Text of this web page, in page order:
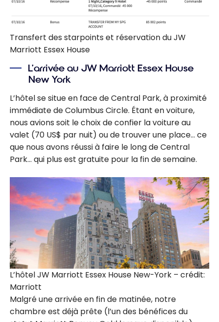
Transfert des starpoints et réservation du JW
Marriott Essex House
L’arrivée au JW Marriott Essex House
New York
L’hôtel se situe en face de Central Park, à proximité
immédiate de Columbus Circle. Étant en voiture,
nous avions soit le choix de confier la voiture au
valet (70 US$ par nuit) ou de trouver une place… ce
que nous avons réussi à faire le long de Central
Park… qui plus est gratuite pour la fin de semaine.
L’hôtel JW Marriott Essex House New-York – crédit:
Marriott
Malgré une arrivée en fin de matinée, notre
chambre est déjà prête (l’un des bénéfices du